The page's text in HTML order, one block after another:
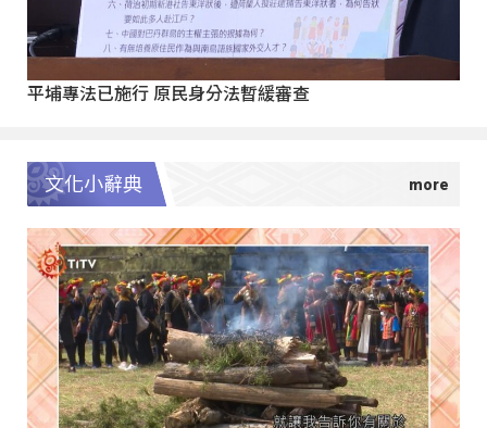
平埔專法已施行 原民身分法暫緩審查
文化小辭典